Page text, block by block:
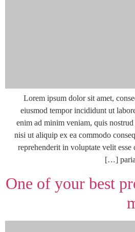
Lorem ipsum dolor sit amet,
eiusmod tempor incididunt ut
enim ad minim veniam, quis
nisi ut aliquip ex ea commodo
reprehenderit in voluptate velit
One of your best